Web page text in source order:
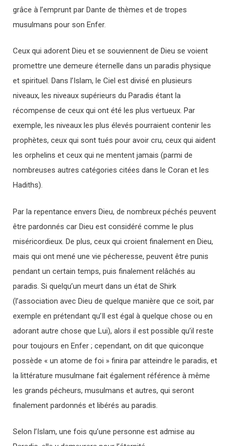
grâce à l’emprunt par Dante de thèmes et de tropes
musulmans pour son Enfer.
Ceux qui adorent Dieu et se souviennent de Dieu se voient
promettre une demeure éternelle dans un paradis physique
et spirituel. Dans l’Islam, le Ciel est divisé en plusieurs
niveaux, les niveaux supérieurs du Paradis étant la
récompense de ceux qui ont été les plus vertueux. Par
exemple, les niveaux les plus élevés pourraient contenir les
prophètes, ceux qui sont tués pour avoir cru, ceux qui aident
les orphelins et ceux qui ne mentent jamais (parmi de
nombreuses autres catégories citées dans le Coran et les
Hadiths).
Par la repentance envers Dieu, de nombreux péchés peuvent
être pardonnés car Dieu est considéré comme le plus
miséricordieux. De plus, ceux qui croient finalement en Dieu,
mais qui ont mené une vie pécheresse, peuvent être punis
pendant un certain temps, puis finalement relâchés au
paradis. Si quelqu’un meurt dans un état de Shirk
(l’association avec Dieu de quelque manière que ce soit, par
exemple en prétendant qu’Il est égal à quelque chose ou en
adorant autre chose que Lui), alors il est possible qu’il reste
pour toujours en Enfer ; cependant, on dit que quiconque
possède « un atome de foi » finira par atteindre le paradis, et
la littérature musulmane fait également référence à même
les grands pécheurs, musulmans et autres, qui seront
finalement pardonnés et libérés au paradis.
Selon l’Islam, une fois qu’une personne est admise au